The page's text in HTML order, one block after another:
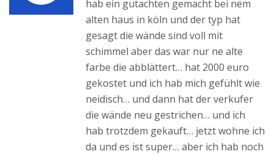
hab ein gutachten gemacht bei nem
alten haus in köln und der typ hat
gesagt die wände sind voll mit
schimmel aber das war nur ne alte
farbe die abblättert… hat 2000 euro
gekostet und ich hab mich gefühlt wie
neidisch… und dann hat der verkufer
die wände neu gestrichen… und ich
hab trotzdem gekauft… jetzt wohne ich
da und es ist super… aber ich hab noch